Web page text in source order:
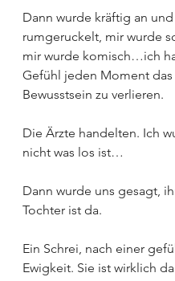
Dann wurde kräftig an
rumgeruckelt, mir wurde
mir wurde komisch…ich
Gefühl jeden Moment das
Bewusstsein zu verlieren.
Die Ärzte handelten. Ich
nicht was los ist…
Dann wurde uns gesagt,
Tochter ist da.
Ein Schrei, nach einer
Ewigkeit. Sie ist wirklich